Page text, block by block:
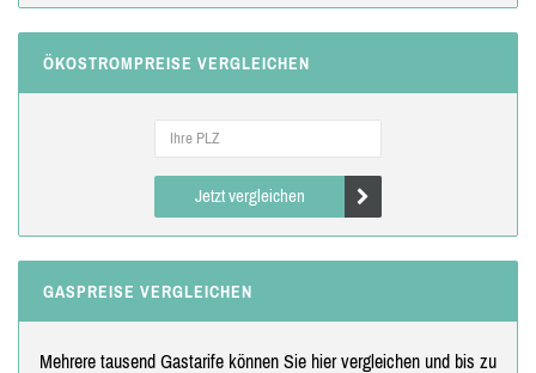
ÖKOSTROMPREISE VERGLEICHEN
Jetzt vergleichen
GASPREISE VERGLEICHEN
Mehrere tausend Gastarife können Sie hier vergleichen und bis zu